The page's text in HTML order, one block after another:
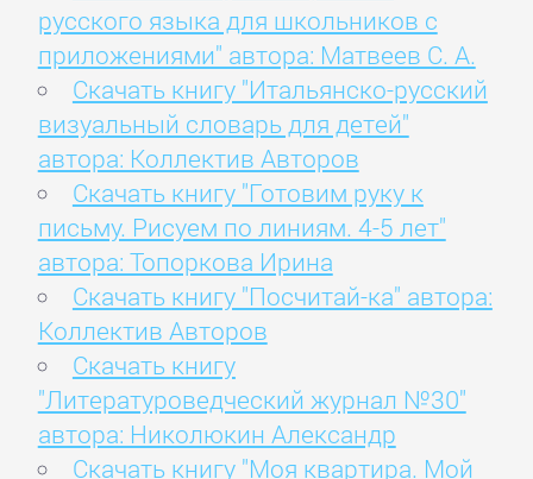
русского языка для школьников с
приложениями" автора: Матвеев С. А.
Скачать книгу "Итальянско-русский
визуальный словарь для детей"
автора: Коллектив Авторов
Скачать книгу "Готовим руку к
письму. Рисуем по линиям. 4-5 лет"
автора: Топоркова Ирина
Скачать книгу "Посчитай-ка" автора:
Коллектив Авторов
Скачать книгу
"Литературоведческий журнал №30"
автора: Николюкин Александр
Скачать книгу "Моя квартира. Мой